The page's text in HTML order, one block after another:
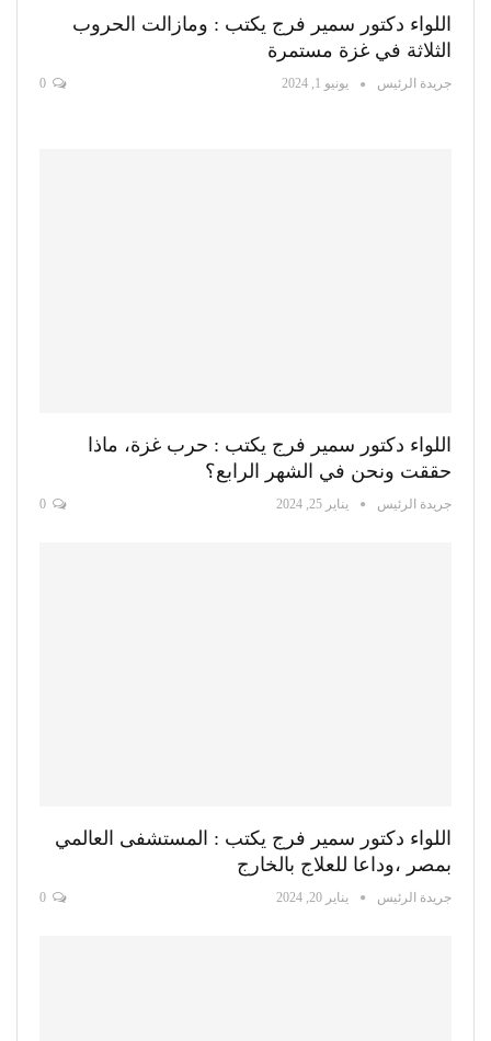
اللواء دكتور سمير فرج يكتب : ومازالت الحروب
الثلاثة في غزة مستمرة
جريدة الرئيس يونيو 1, 2024
اللواء دكتور سمير فرج يكتب : حرب غزة، ماذا
حققت ونحن في الشهر الرابع؟
جريدة الرئيس يناير 25, 2024
اللواء دكتور سمير فرج يكتب : المستشفى العالمي
بمصر ،وداعا للعلاج بالخارج
جريدة الرئيس يناير 20, 2024